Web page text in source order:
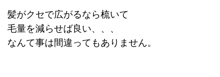
髪がクセで広がるなら梳いて
毛量を減らせば良い、、、
なんて事は間違ってもありません。